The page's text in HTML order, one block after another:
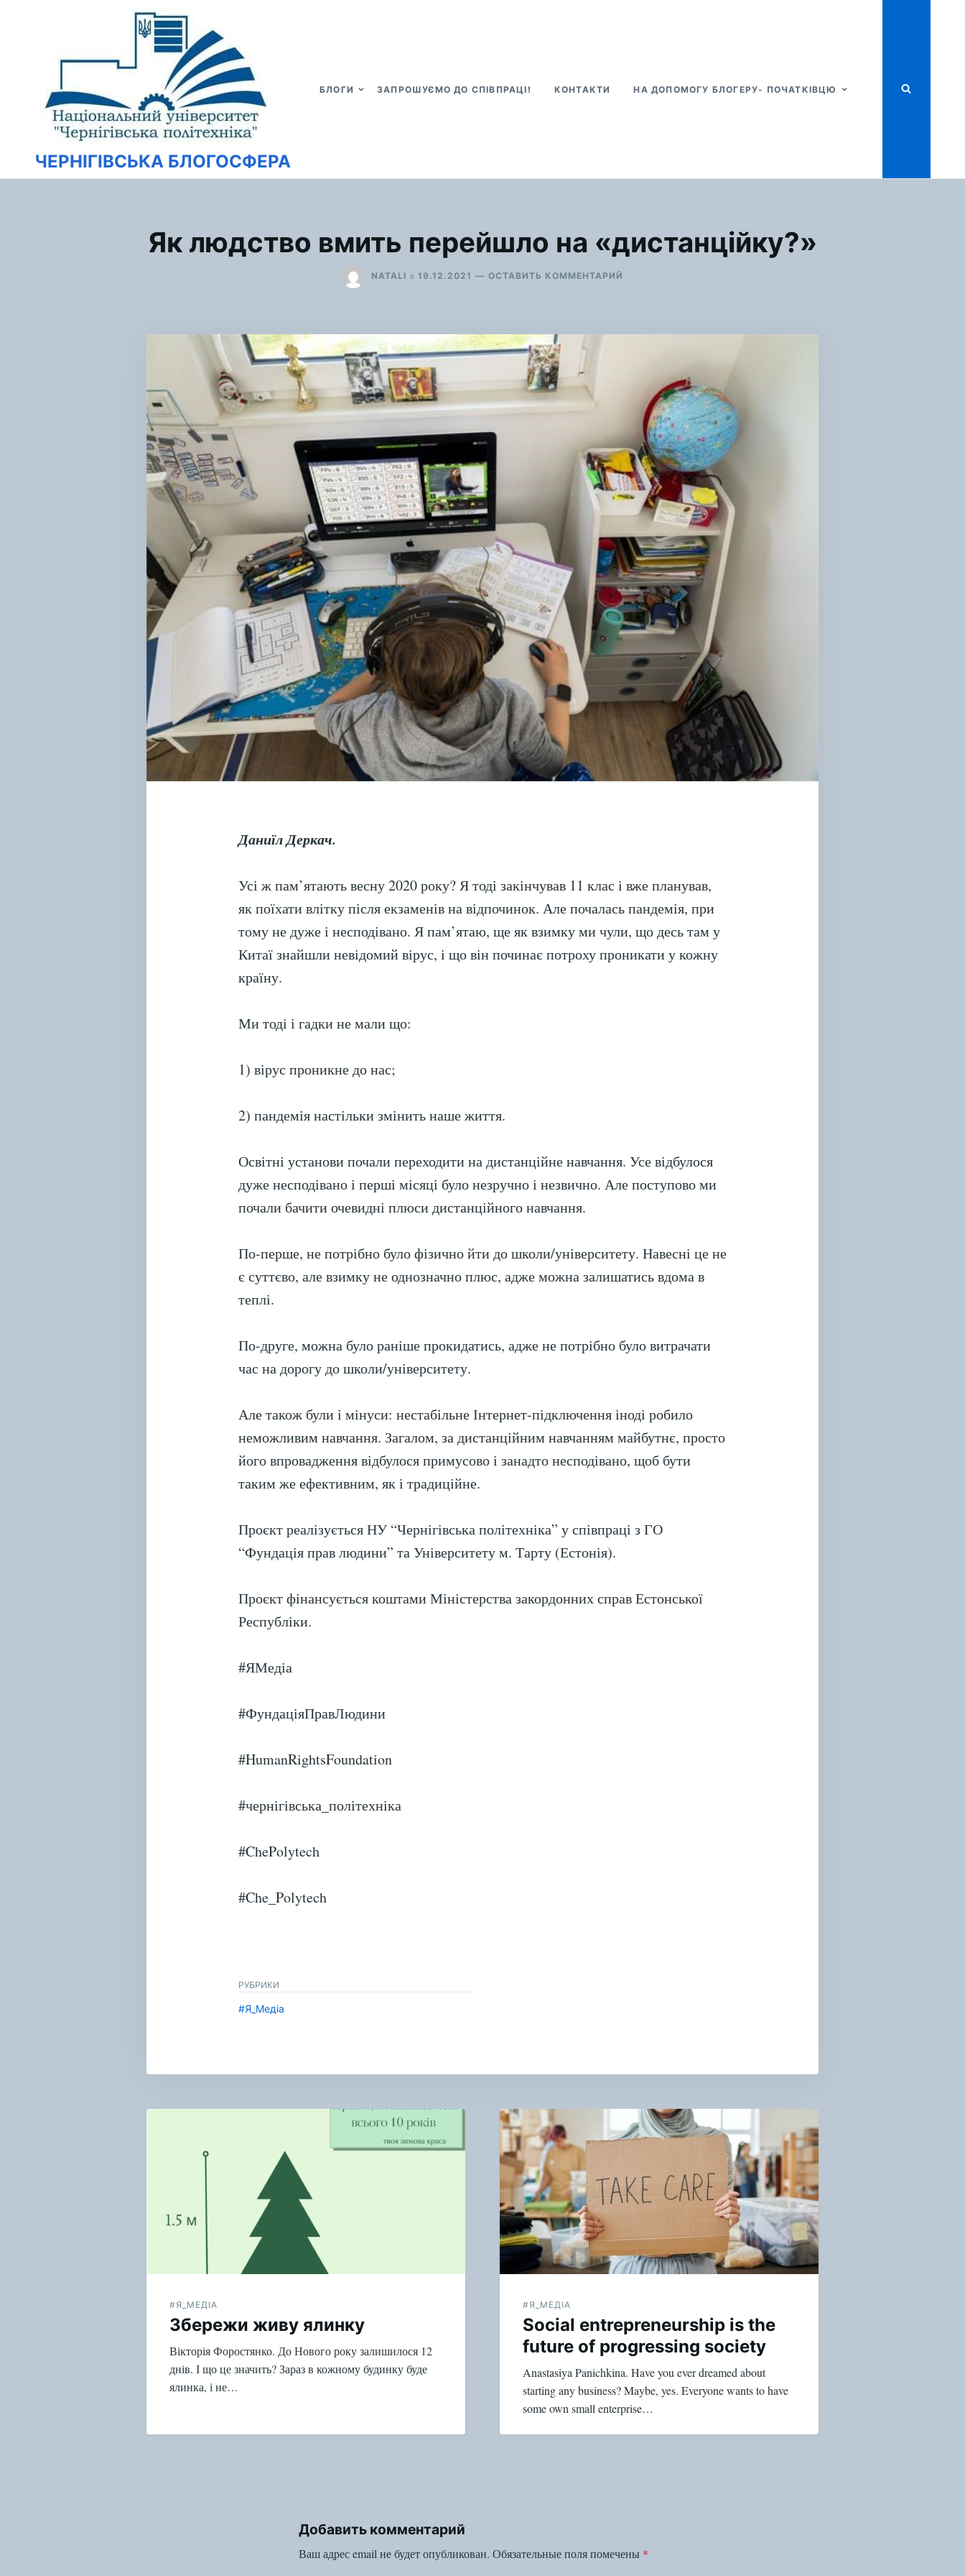
содержимому
ЧЕРНІГІВСЬКА БЛОГОСФЕРА
БЛОГИ ЗАПРОШУЄМО ДО СПІВПРАЦІ! КОНТАКТИ НА ДОПОМОГУ БЛОГЕРУ- ПОЧАТКІВЦЮ
Як людство вмить перейшло на «дистанційку?»
NATALI в 19.12.2021 ОСТАВИТЬ КОММЕНТАРИЙ
Даниїл Деркач.
Усі ж пам’ятають весну 2020 року? Я тоді закінчував 11 клас і вже планував,
як поїхати влітку після екзаменів на відпочинок. Але почалась пандемія, при
тому не дуже і несподівано. Я пам’ятаю, ще як взимку ми чули, що десь там у
Китаї знайшли невідомий вірус, і що він починає потроху проникати у кожну
країну.
Ми тоді і гадки не мали що:
1) вірус проникне до нас;
2) пандемія настільки змінить наше життя.
Освітні установи почали переходити на дистанційне навчання. Усе відбулося
дуже несподівано і перші місяці було незручно і незвично. Але поступово ми
почали бачити очевидні плюси дистанційного навчання.
По-перше, не потрібно було фізично йти до школи/університету. Навесні це не
є суттєво, але взимку не однозначно плюс, адже можна залишатись вдома в
теплі.
По-друге, можна було раніше прокидатись, адже не потрібно було витрачати
час на дорогу до школи/університету.
Але також були і мінуси: нестабільне Інтернет-підключення іноді робило
неможливим навчання. Загалом, за дистанційним навчанням майбутнє, просто
його впровадження відбулося примусово і занадто несподівано, щоб бути
таким же ефективним, як і традиційне.
Проєкт реалізується НУ “Чернігівська політехніка” у співпраці з ГО
“Фундація прав людини” та Університету м. Тарту (Естонія).
Проєкт фінансується коштами Міністерства закордонних справ Естонської
Республіки.
#ЯМедіа
#ФундаціяПравЛюдини
#HumanRightsFoundation
#чернігівська_політехніка
#ChePolytech
#Che_Polytech
РУБРИКИ
#Я_Медіа
Навигация
записям
#Я_МЕДІА
Збережи живу ялинку
Вікторія Форостянко. До Нового року залишилося 12
днів. І що це значить? Зараз в кожному будинку буде
ялинка, і не…
#Я_МЕДІА
Social entrepreneurship is the
future of progressing society
Anastasiya Panichkina. Have you ever dreamed about
starting any business? Maybe, yes. Everyone wants to have
some own small enterprise…
Добавить комментарий
Ваш адрес email не будет опубликован. Обязательные поля помечены *